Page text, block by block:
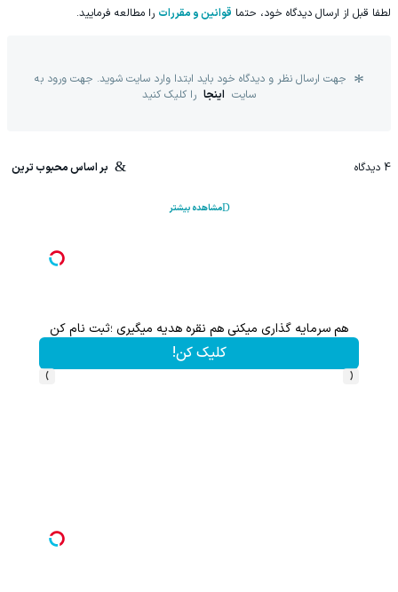
لطفا قبل از ارسال دیدگاه خود، حتما قوانین و مقررات را مطالعه فرمایید.
جهت ارسال نظر و دیدگاه خود باید ابتدا وارد سایت شوید. جهت ورود به
سایت اینجا را کلیک کنید
4 دیدگاه بر اساس محبوب ترین
مشاهده بیشتر
هم سرمایه گذاری میکنی هم نقره هدیه میگیری ؛ثبت نام کن
کلیک کن!
‹
›